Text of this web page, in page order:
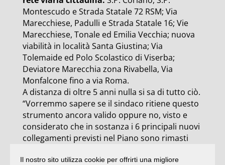
Montescudo e Strada Statale 72 RSM; Via
Marecchiese, Padulli e Strada Statale 16; Vie
Marecchiese, Tonale ed Emilia Vecchia; nuova
viabilità in località Santa Giustina; Via
Tolemaide ed Polo Scolastico di Viserba;
Deviatore Marecchia zona Rivabella, Via
Monfalcone fino a via Roma.
A distanza di oltre 5 anni nulla si sa di tutto ciò.
“Vorremmo sapere se il sindaco ritiene questo
strumento ancora valido oppure no, visto e
considerato che in sostanza i 6 principali nuovi
collegamenti previsti nel Piano sono rimasti
corregga se sbagliamo, è il primo cittadino
Il nostro sito utilizza cookie per offrirti una migliore